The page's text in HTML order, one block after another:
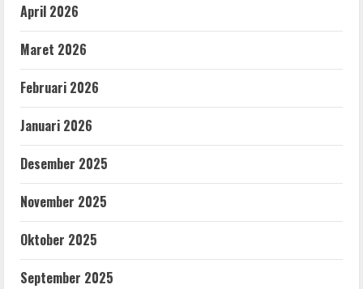
April 2026
Maret 2026
Februari 2026
Januari 2026
Desember 2025
November 2025
Oktober 2025
September 2025